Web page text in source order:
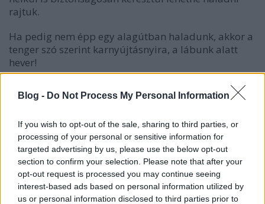
Blog - Do Not Process My Personal Information
If you wish to opt-out of the sale, sharing to third parties, or
processing of your personal or sensitive information for
targeted advertising by us, please use the below opt-out
section to confirm your selection. Please note that after your
opt-out request is processed you may continue seeing
interest-based ads based on personal information utilized by
us or personal information disclosed to third parties prior to
rajtuk.
Ha pedig nem épp egy alagútban haladunk, akkor a
tenger szó szerint karnyújtásnyira, a lábunk alatt
hever!